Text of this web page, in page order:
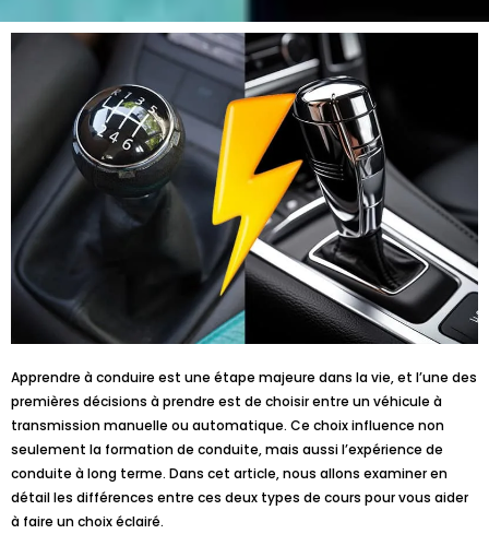
Apprendre à conduire est une étape majeure dans la vie, et l’une des
premières décisions à prendre est de choisir entre un véhicule à
transmission manuelle ou automatique. Ce choix influence non
seulement la formation de conduite, mais aussi l’expérience de
conduite à long terme. Dans cet article, nous allons examiner en
détail les différences entre ces deux types de cours pour vous aider
à faire un choix éclairé.